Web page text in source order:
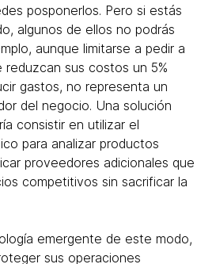
posponerlos. Pero si estás
algunos de ellos no podrás
aunque limitarse a pedir a
sus costos un 5%
gastos, no representa un
del negocio. Una solución
consistir en utilizar el
para analizar productos
proveedores adicionales que
competitivos sin sacrificar la
emergente de este modo,
sus operaciones